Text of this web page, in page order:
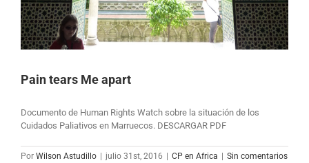
Pain tears Me apart
Documento de Human Rights Watch sobre la situación de los
Cuidados Paliativos en Marruecos. DESCARGAR PDF
Por Wilson Astudillo julio 31st, 2016 CP en Africa
Sin comentarios